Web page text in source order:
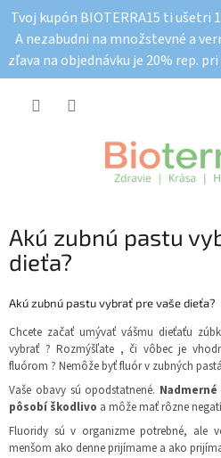
obsah
Tvoj kupón BIOTERRA15 ti ušetri
A nezabudni na množstevné a
zľava na objednávku je 20% rep.
Akú zubnú pastu
dieťa?
Akú zubnú pastu vybrať pre vaše dieťa?
Chcete začať umývať vášmu dieťaťu
vybrať ? Rozmýšľate , či vôbec je
fluórom ? Nemôže byť fluór v zubných
Vaše obavy sú opodstatnené.
pôsobí škodlivo a môže mať rôzne
Fluoridy sú v organizme potrebné, ale
menšom ako denne prijímame a ako